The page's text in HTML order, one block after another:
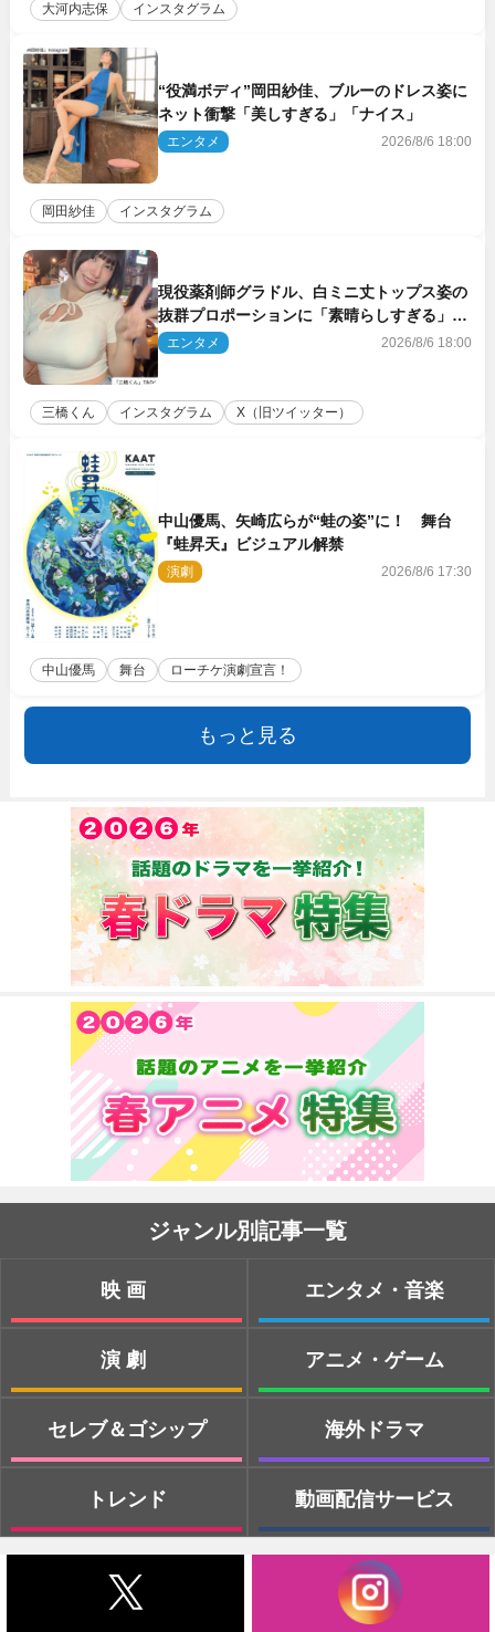
大河内志保 インスタグラム
“役満ボディ”岡田紗佳、ブルーのドレス姿に
ネット衝撃「美しすぎる」「ナイス」
エンタメ 2026/8/6 18:00
岡田紗佳 インスタグラム
現役薬剤師グラドル、白ミニ丈トップス姿の
抜群プロポーションに「素晴らしすぎる」
「すっっっご！」とネット絶賛
エンタメ 2026/8/6 18:00
三橋くん インスタグラム X（旧ツイッター）
中山優馬、矢崎広らが“蛙の姿”に！ 舞台
『蛙昇天』ビジュアル解禁
演劇 2026/8/6 17:30
中山優馬 舞台 ローチケ演劇宣言！
もっと見る
ジャンル別記事一覧
映画
演劇
セレブ＆ゴシップ
トレンド
エンタメ・音楽
アニメ・ゲーム
海外ドラマ
動画配信サービス